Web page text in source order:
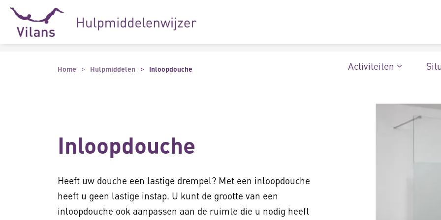
Naar hoofdinhoud
Naar footer
Activiteiten
Home Hulpmiddelen Inloopdouche
Inloopdouche
Heeft uw douche een lastige drempel? Met een inloopdouche
heeft u geen lastige instap. U kunt de grootte van een
inloopdouche ook aanpassen aan de ruimte die u nodig heeft